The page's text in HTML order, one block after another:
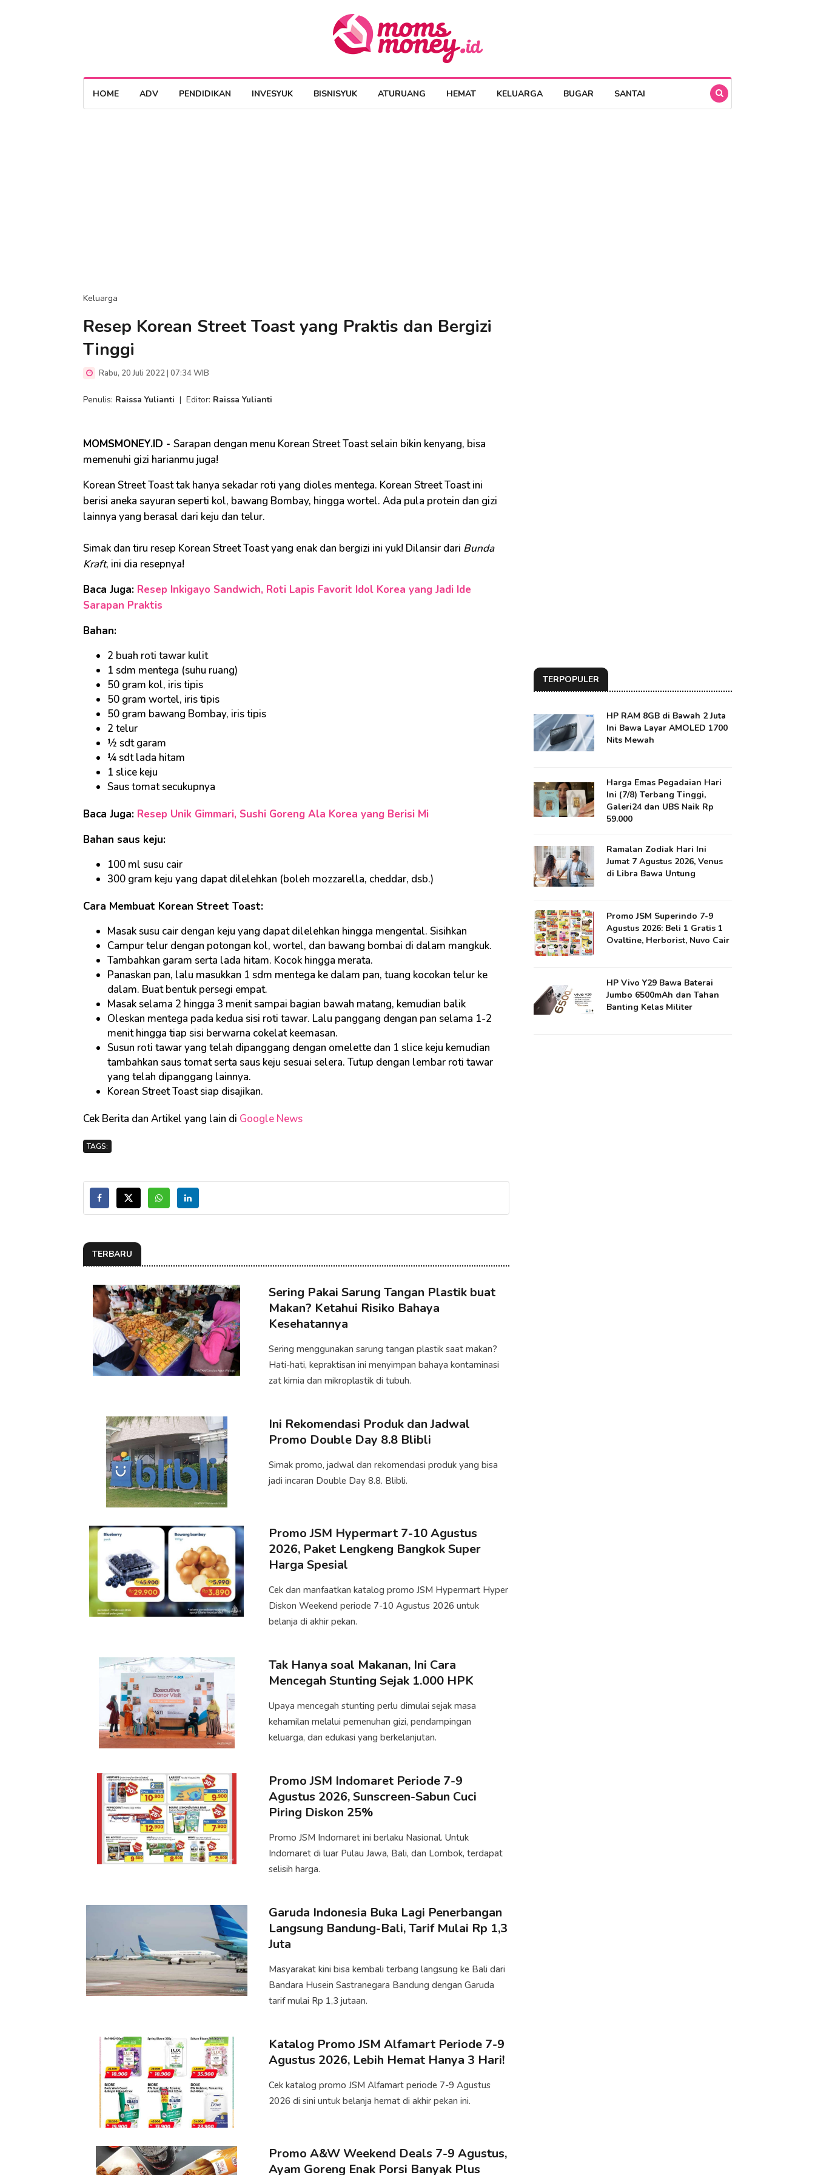
HOME ADV PENDIDIKAN INVESYUK BISNISYUK ATURUANG HEMAT KELUARGA BUGAR SANTAI
Keluarga
Resep Korean Street Toast yang Praktis dan Bergizi
Tinggi
Rabu, 20 Juli 2022 | 07:34 WIB
Penulis: Raissa Yulianti | Editor: Raissa Yulianti
MOMSMONEY.ID - Sarapan dengan menu Korean Street Toast selain bikin kenyang, bisa
memenuhi gizi harianmu juga!
Korean Street Toast tak hanya sekadar roti yang dioles mentega. Korean Street Toast ini
berisi aneka sayuran seperti kol, bawang Bombay, hingga wortel. Ada pula protein dan gizi
lainnya yang berasal dari keju dan telur.
Simak dan tiru resep Korean Street Toast yang enak dan bergizi ini yuk! Dilansir dari Bunda
Kraft, ini dia resepnya!
Baca Juga: Resep Inkigayo Sandwich, Roti Lapis Favorit Idol Korea yang Jadi Ide
Sarapan Praktis
Bahan:
2 buah roti tawar kulit
1 sdm mentega (suhu ruang)
50 gram kol, iris tipis
50 gram wortel, iris tipis
50 gram bawang Bombay, iris tipis
2 telur
½ sdt garam
¼ sdt lada hitam
1 slice keju
Saus tomat secukupnya
Baca Juga: Resep Unik Gimmari, Sushi Goreng Ala Korea yang Berisi Mi
Bahan saus keju:
100 ml susu cair
300 gram keju yang dapat dilelehkan (boleh mozzarella, cheddar, dsb.)
Cara Membuat Korean Street Toast:
Masak susu cair dengan keju yang dapat dilelehkan hingga mengental. Sisihkan
Campur telur dengan potongan kol, wortel, dan bawang bombai di dalam mangkuk.
Tambahkan garam serta lada hitam. Kocok hingga merata.
Panaskan pan, lalu masukkan 1 sdm mentega ke dalam pan, tuang kocokan telur ke
dalam. Buat bentuk persegi empat.
Masak selama 2 hingga 3 menit sampai bagian bawah matang, kemudian balik
Oleskan mentega pada kedua sisi roti tawar. Lalu panggang dengan pan selama 1-2
menit hingga tiap sisi berwarna cokelat keemasan.
Susun roti tawar yang telah dipanggang dengan omelette dan 1 slice keju kemudian
tambahkan saus tomat serta saus keju sesuai selera. Tutup dengan lembar roti tawar
yang telah dipanggang lainnya.
Korean Street Toast siap disajikan.
Cek Berita dan Artikel yang lain di Google News
TAGS:
TERBARU
Sering Pakai Sarung Tangan Plastik buat
Makan? Ketahui Risiko Bahaya
Kesehatannya
Sering menggunakan sarung tangan plastik saat makan?
Hati-hati, kepraktisan ini menyimpan bahaya kontaminasi
zat kimia dan mikroplastik di tubuh.
Ini Rekomendasi Produk dan Jadwal
Promo Double Day 8.8 Blibli
Simak promo, jadwal dan rekomendasi produk yang bisa
jadi incaran Double Day 8.8. Blibli​.
Promo JSM Hypermart 7-10 Agustus
2026, Paket Lengkeng Bangkok Super
Harga Spesial
Cek dan manfaatkan katalog promo JSM Hypermart Hyper
Diskon Weekend periode 7-10 Agustus 2026 untuk
belanja di akhir pekan.
Tak Hanya soal Makanan, Ini Cara
Mencegah Stunting Sejak 1.000 HPK
​Upaya mencegah stunting perlu dimulai sejak masa
kehamilan melalui pemenuhan gizi, pendampingan
keluarga, dan edukasi yang berkelanjutan.
Promo JSM Indomaret Periode 7-9
Agustus 2026, Sunscreen-Sabun Cuci
Piring Diskon 25%
Promo JSM Indomaret ini berlaku Nasional. Untuk
Indomaret di luar Pulau Jawa, Bali, dan Lombok, terdapat
selisih harga.
Garuda Indonesia Buka Lagi Penerbangan
Langsung Bandung-Bali, Tarif Mulai Rp 1,3
Juta
Masyarakat kini bisa kembali terbang langsung ke Bali dari
Bandara Husein Sastranegara Bandung dengan Garuda
tarif mulai Rp 1,3 jutaan.
Katalog Promo JSM Alfamart Periode 7-9
Agustus 2026, Lebih Hemat Hanya 3 Hari!
Cek katalog promo JSM Alfamart periode 7-9 Agustus
2026 di sini untuk belanja hemat di akhir pekan ini.
Promo A&W Weekend Deals 7-9 Agustus,
Ayam Goreng Enak Porsi Banyak Plus
TERPOPULER
HP RAM 8GB di Bawah 2 Juta
Ini Bawa Layar AMOLED 1700
Nits Mewah
Harga Emas Pegadaian Hari
Ini (7/8) Terbang Tinggi,
Galeri24 dan UBS Naik Rp
59.000
Ramalan Zodiak Hari Ini
Jumat 7 Agustus 2026, Venus
di Libra Bawa Untung
Promo JSM Superindo 7-9
Agustus 2026: Beli 1 Gratis 1
Ovaltine, Herborist, Nuvo Cair
HP Vivo Y29 Bawa Baterai
Jumbo 6500mAh dan Tahan
Banting Kelas Militer